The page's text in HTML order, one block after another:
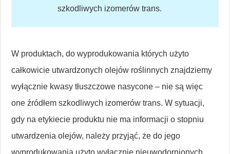
szkodliwych izomerów trans.
W produktach, do wyprodukowania których użyto
całkowicie utwardzonych olejów roślinnych znajdziemy
wyłącznie kwasy tłuszczowe nasycone – nie są więc
one źródłem szkodliwych izomerów trans. W sytuacji,
gdy na etykiecie produktu nie ma informacji o stopniu
utwardzenia olejów, należy przyjąć, że do jego
wyprodukowania użyto wyłącznie nieuwodornionych,